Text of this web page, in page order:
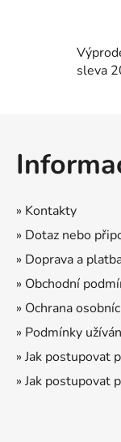
sleva
» Kontakty
» Dotaz nebo
» Doprava a
» Obchodní
» Ochrana
» Podmínky
» Jak postupovat
» Jak postupovat